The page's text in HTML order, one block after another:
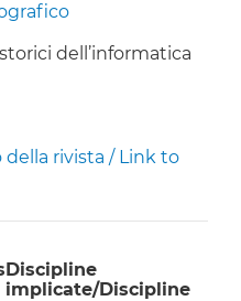
dell’informatica
rivista / Link to
Discipline
implicate/Discipline